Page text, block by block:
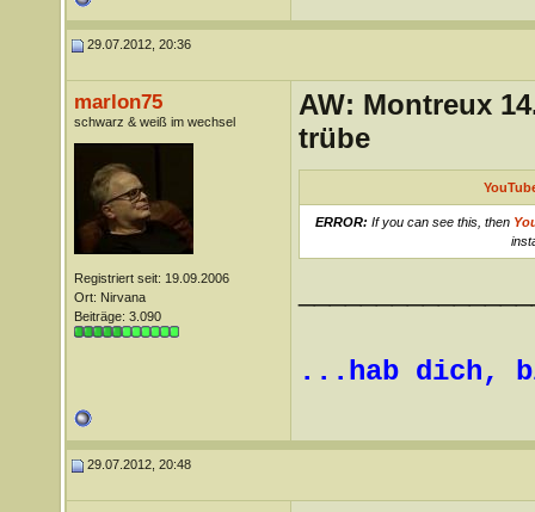
29.07.2012, 20:36
marlon75
schwarz & weiß im wechsel
Registriert seit: 19.09.2006
Ort: Nirvana
Beiträge: 3.090
AW: Montreux
trübe
ERROR: If you can see this, then
...hab dich,
29.07.2012, 20:48